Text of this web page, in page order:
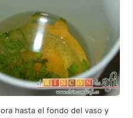
hasta el fondo del vaso y